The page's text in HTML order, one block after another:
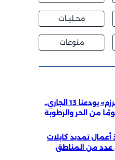
محــليــات
منوعات
عيسى رمضان: «المرزم» يودعنا 13 الجاري..
أعمال تمديد كابلات
عدد من المناطق